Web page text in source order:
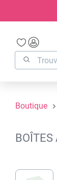
Boutique
BOÎTES
Ignorer la